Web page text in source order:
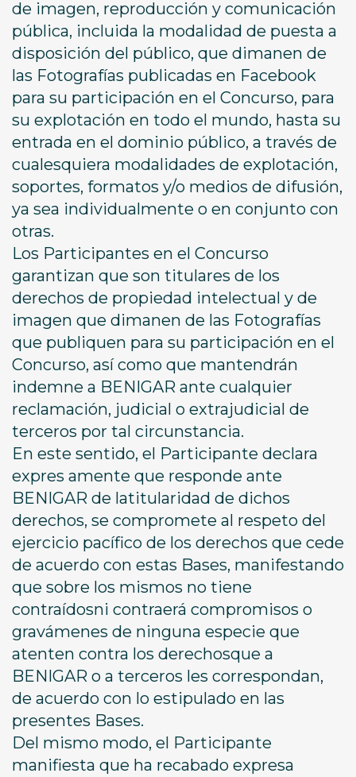
de imagen, reproducción y comunicación
pública, incluida la modalidad de puesta a
disposición del público, que dimanen de
las Fotografías publicadas en Facebook
para su participación en el Concurso, para
su explotación en todo el mundo, hasta su
entrada en el dominio público, a través de
cualesquiera modalidades de explotación,
soportes, formatos y/o medios de difusión,
ya sea individualmente o en conjunto con
otras.
Los Participantes en el Concurso
garantizan que son titulares de los
derechos de propiedad intelectual y de
imagen que dimanen de las Fotografías
que publiquen para su participación en el
Concurso, así como que mantendrán
indemne a BENIGAR ante cualquier
reclamación, judicial o extrajudicial de
terceros por tal circunstancia.
En este sentido, el Participante declara
expres amente que responde ante
BENIGAR de latitularidad de dichos
derechos, se compromete al respeto del
ejercicio pacífico de los derechos que cede
de acuerdo con estas Bases, manifestando
que sobre los mismos no tiene
contraídosni contraerá compromisos o
gravámenes de ninguna especie que
atenten contra los derechosque a
BENIGAR o a terceros les correspondan,
de acuerdo con lo estipulado en las
presentes Bases.
Del mismo modo, el Participante
manifiesta que ha recabado expresa